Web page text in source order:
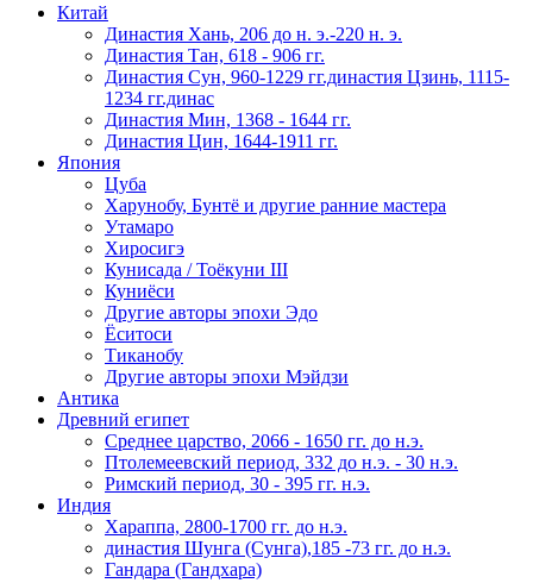
Китай
Династия Хань, 206 до н. э.-220 н. э.
Династия Тан, 618 - 906 гг.
Династия Сун, 960-1229 гг.династия Цзинь, 1115-
1234 гг.динас
Династия Мин, 1368 - 1644 гг.
Династия Цин, 1644-1911 гг.
Япония
Цуба
Харунобу, Бунтё и другие ранние мастера
Утамаро
Хиросигэ
Кунисада / Тоёкуни III
Куниёси
Другие авторы эпохи Эдо
Ёситоси
Тиканобу
Другие авторы эпохи Мэйдзи
Антика
Древний египет
Среднее царство, 2066 - 1650 гг. до н.э.
Птолемеевский период, 332 до н.э. - 30 н.э.
Римский период, 30 - 395 гг. н.э.
Индия
Хараппа, 2800-1700 гг. до н.э.
династия Шунга (Сунга),185 -73 гг. до н.э.
Гандара (Гандхара)